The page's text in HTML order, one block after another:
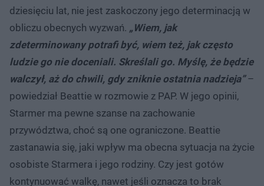
dziesięciu lat, nie jest zaskoczony jego determinacją w
obliczu obecnych wyzwań. „Wiem, jak
zdeterminowany potrafi być, wiem też, jak często
ludzie go nie doceniali. Skreślali go. Myślę, że będzie
walczył, aż do chwili, gdy zniknie ostatnia nadzieja” –
powiedział Beattie w rozmowie z PAP. W jego opinii,
Starmer ma pewne szanse na zachowanie
przywództwa, choć są one ograniczone. Beattie
zastanawia się, jaki wpływ ma obecna sytuacja na życie
osobiste Starmera i jego rodziny. Czy jest gotów
kontynuować walkę, nawet jeśli oznacza to brak